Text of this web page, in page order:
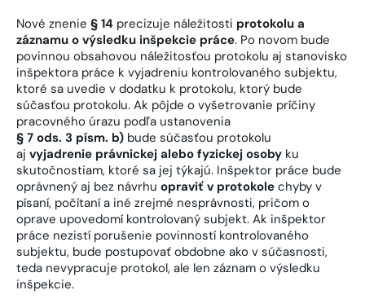
Nové znenie § 14 precizuje náležitosti protokolu a
záznamu o výsledku inšpekcie práce. Po novom bude
povinnou obsahovou náležitosťou protokolu aj stanovisko
inšpektora práce k vyjadreniu kontrolovaného subjektu,
ktoré sa uvedie v dodatku k protokolu, ktorý bude
súčasťou protokolu. Ak pôjde o vyšetrovanie príčiny
pracovného úrazu podľa ustanovenia
§ 7 ods. 3 písm. b) bude súčasťou protokolu
aj vyjadrenie právnickej alebo fyzickej osoby ku
skutočnostiam, ktoré sa jej týkajú. Inšpektor práce bude
oprávnený aj bez návrhu opraviť v protokole chyby v
písaní, počítaní a iné zrejmé nesprávnosti, pričom o
oprave upovedomí kontrolovaný subjekt. Ak inšpektor
práce nezistí porušenie povinností kontrolovaného
subjektu, bude postupovať obdobne ako v súčasnosti,
teda nevypracuje protokol, ale len záznam o výsledku
inšpekcie.